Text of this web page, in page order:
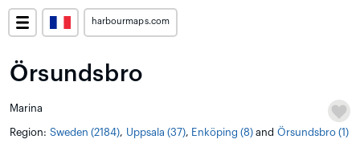
harbourmaps.com
Örsundsbro
Marina
Region: Sweden (2184), Uppsala (37), Enköping (8) and Örsundsbro (1)